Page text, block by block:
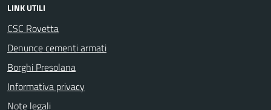
LINK UTILI
CSC Rovetta
Denunce cementi armati
Borghi Presolana
Informativa privacy
Note legali